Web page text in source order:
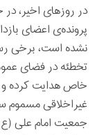
در روزهای اخیر،
پرونده‌ی اعضای
نشده است، برخی
تخطئه در فضای
خاص هدايت كرده و
غیراخلاقی مسموم
جمعیت امام علی